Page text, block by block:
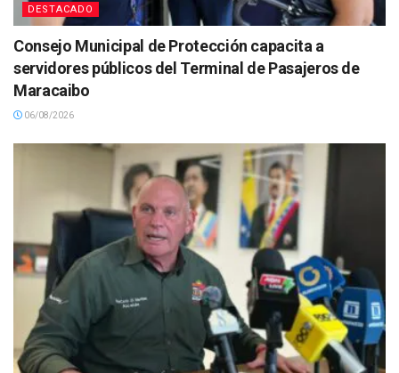
DESTACADO
Consejo Municipal de Protección capacita a
servidores públicos del Terminal de Pasajeros de
Maracaibo
06/08/2026